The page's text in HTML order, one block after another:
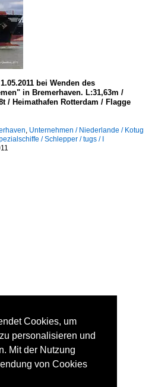
bei Wenden des
in Bremerhaven. L:31,63m /
/ Heimathafen Rotterdam / Flagge
, Unternehmen / Niederlande / Kotug
/ Schlepper / tugs / I
Cookies, um
personalisieren und
Mit der Nutzung
von Cookies